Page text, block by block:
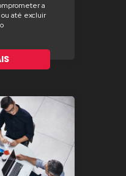
a
até excluir